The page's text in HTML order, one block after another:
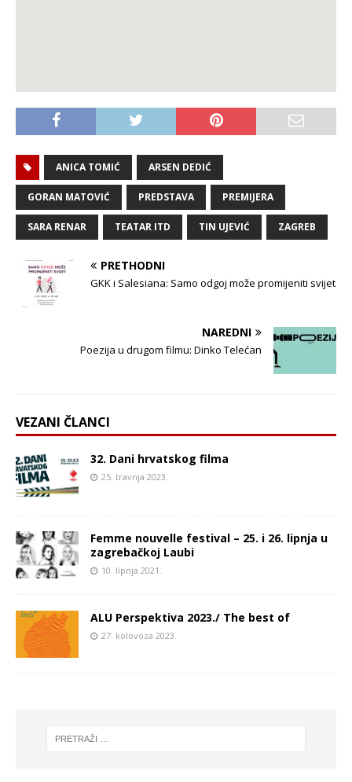
ANICA TOMIĆ ARSEN DEDIĆ
GORAN MATOVIĆ PREDSTAVA PREMIJERA
SARA RENAR TEATAR ITD TIN UJEVIĆ ZAGREB
PRETHODNI
GKK i Salesiana: Samo odgoj može promijeniti svijet
NAREDNI
Poezija u drugom filmu: Dinko Telećan
VEZANI ČLANCI
32. Dani hrvatskog filma
25. travnja 2023.
Femme nouvelle festival – 25. i 26. lipnja u
zagrebačkoj Laubi
10. lipnja 2021.
ALU Perspektiva 2023./ The best of
27. kolovoza 2023.